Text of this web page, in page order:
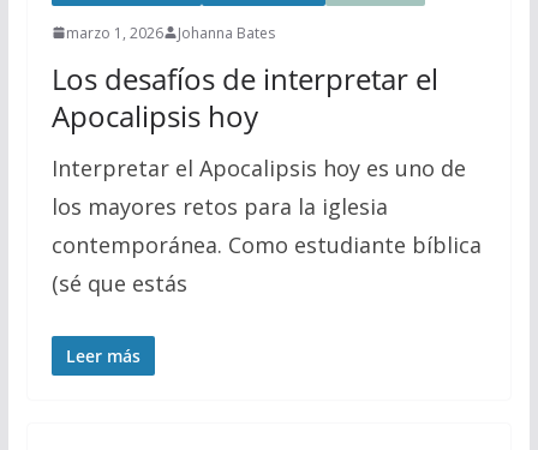
marzo 1, 2026 Johanna Bates
Los desafíos de interpretar el
Apocalipsis hoy
Interpretar el Apocalipsis hoy es uno de
los mayores retos para la iglesia
contemporánea. Como estudiante bíblica
(sé que estás
Leer más